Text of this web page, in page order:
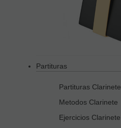
Partituras
Partituras Clarinete
Metodos Clarinete
Ejercicios Clarinete